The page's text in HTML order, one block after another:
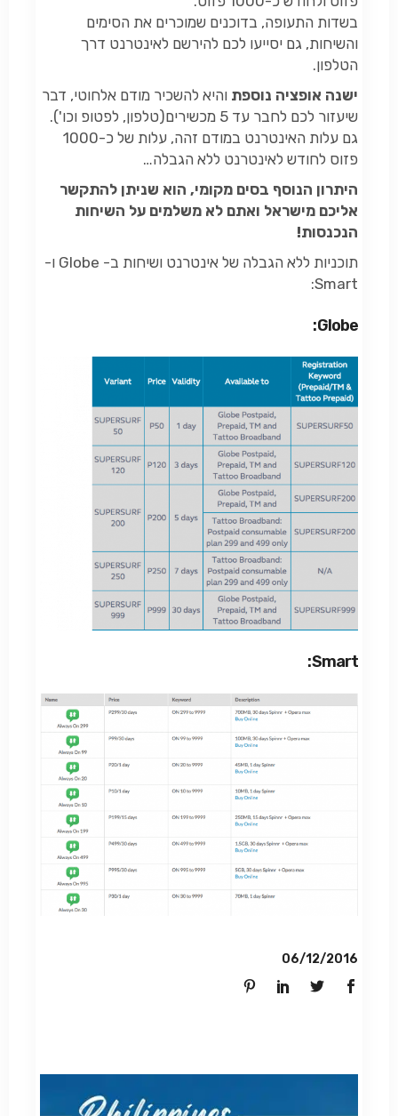
בשדות התעופה, בדוכנים שמוכרים את הסימים
והשיחות, גם יסייעו לכם להירשם לאינטרנט דרך
הטלפון.
ישנה אופציה נוספת והיא להשכיר מודם אלחוטי, דבר
שיעזור לכם לחבר עד 5 מכשירים(טלפון, לפטופ וכו').
גם עלות האינטרנט במודם זהה, עלות של כ-1000
פזוס לחודש לאינטרנט ללא הגבלה…
היתרון הנוסף בסים מקומי, הוא שניתן להתקשר
אליכם מישראל ואתם לא משלמים על השיחות
הנכנסות!
תוכניות ללא הגבלה של אינטרנט ושיחות ב- Globe ו-
Smart:
Globe:
Smart:
06/12/2016